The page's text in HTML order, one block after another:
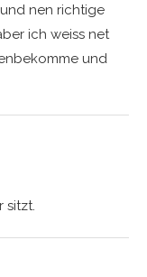
nen richtige
ich weiss net
und
sitzt.